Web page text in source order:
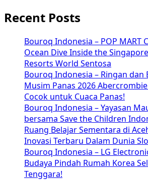
Recent Posts
Bouroq Indonesia – POP MART
Ocean Dive Inside the
Resorts World Sentosa
Bouroq Indonesia – Ringan dan
Musim Panas 2026
Cocok untuk Cuaca Panas!
Bouroq Indonesia – Yayasan
bersama Save the Children
Ruang Belajar Sementara di
Inovasi Terbaru Dalam Dunia
Bouroq Indonesia – LG
Budaya Pindah Rumah Korea
Tenggara!